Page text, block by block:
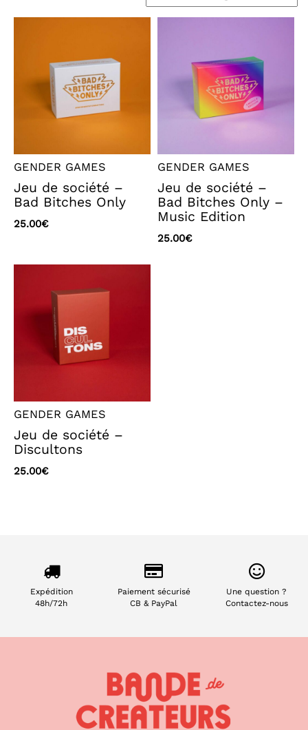
GENDER GAMES
Jeu de société –
Bad Bitches Only
25.00€
GENDER GAMES
Jeu de société –
Bad Bitches Only –
Music Edition
25.00€
GENDER GAMES
Jeu de société –
Discultons
25.00€
Expédition
48h/72h
Paiement sécurisé
CB & PayPal
Une question ?
Contactez-nous